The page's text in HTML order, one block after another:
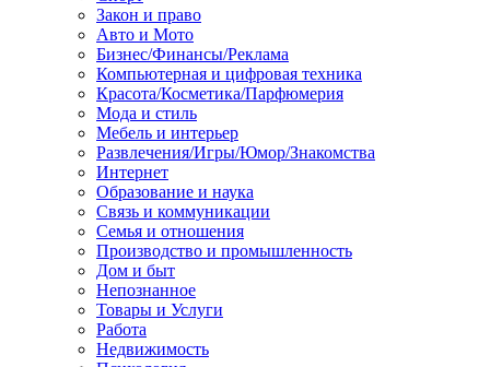
Закон и право
Авто и Мото
Бизнес/Финансы/Реклама
Компьютерная и цифровая техника
Красота/Косметика/Парфюмерия
Мода и стиль
Мебель и интерьер
Развлечения/Игры/Юмор/Знакомства
Интернет
Образование и наука
Связь и коммуникации
Семья и отношения
Производство и промышленность
Дом и быт
Непознанное
Товары и Услуги
Работа
Недвижимость